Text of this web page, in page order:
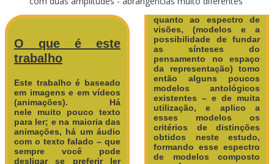
O que é este
trabalho
Este trabalho é baseado
em imagens e em vídeos
(animações). Há
nele muito pouco texto
para ler; e na maioria das
animações, há um áudio
com o texto falado – que
sempre você pode
desligar se preferir ler
quanto ao espectro de
visões, (modelos e a
possibilidade de fundar
as sínteses do
pensamento no espaço
da representação) tomo
então alguns poucos
modelos antológicos
existentes – e de muita
utilização, e aplico a
esses modelos os
critérios de distinções
obtidos neste estudo,
formando esse espectro
de modelos composto